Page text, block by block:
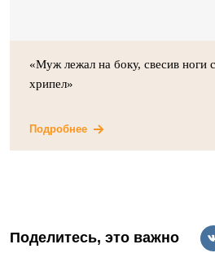
«Муж лежал на боку, свесив ноги
хрипел»
Подробнее
Поделитесь, это важно